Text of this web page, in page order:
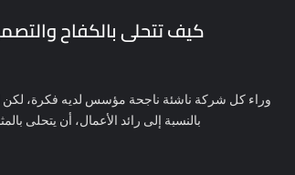
كيف تتحلى بالكفاح
وراء كل شركة ناشئة ناجحة مؤسس لديه فكرة، لكن
بالنسبة إلى رائد الأعمال، أن يتحلى